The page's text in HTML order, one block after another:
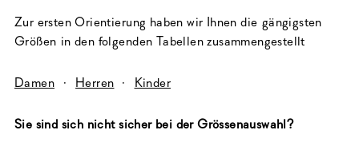
Warenkorb
legen
Zur ersten Orientierung haben wir Ihnen die gängigsten
Größen in den folgenden Tabellen zusammengestellt
Damen · Herren · Kinder
Sie sind sich nicht sicher bei der Grössenauswahl?